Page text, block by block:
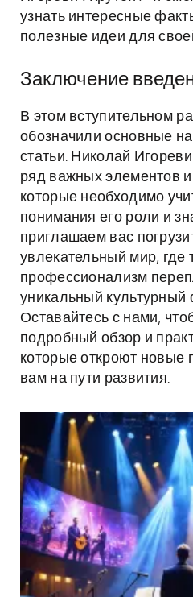
узнать интересные
полезные идеи для
Заключение
В этом вступительном
обозначили основные
статьи. Николай
ряд важных элементов
которые необходимо
понимания его роли и
приглашаем вас
увлекательный мир, где
профессионализм
уникальный
Оставайтесь с нами,
подробный обзор и
которые откроют новые
вам на пути развития.